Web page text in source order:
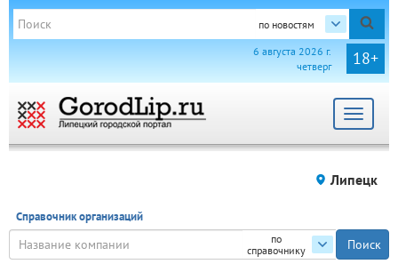
по новостям
18+
6 августа 2026 г.
четверг
Toggle
Липецк
Справочник организаций
по
справочнику